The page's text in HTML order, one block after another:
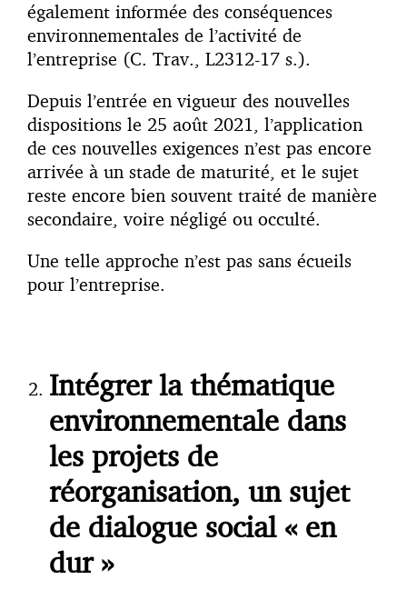
également informée des conséquences
environnementales de l’activité de
l’entreprise (C. Trav., L2312-17 s.).
Depuis l’entrée en vigueur des nouvelles
dispositions le 25 août 2021, l’application
de ces nouvelles exigences n’est pas encore
arrivée à un stade de maturité, et le sujet
reste encore bien souvent traité de manière
secondaire, voire négligé ou occulté.
Une telle approche n’est pas sans écueils
pour l’entreprise.
Intégrer la thématique
environnementale dans
les projets de
réorganisation, un sujet
de dialogue social « en
dur »